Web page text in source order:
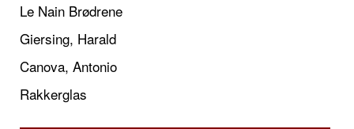
Le Nain Brødrene
Giersing, Harald
Canova, Antonio
Rakkerglas